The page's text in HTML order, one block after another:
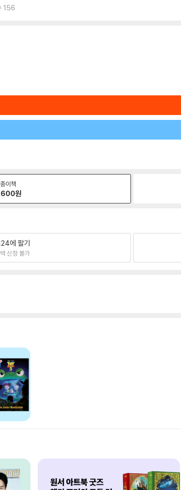
156
종이책
원
에 팔기
신청 불가